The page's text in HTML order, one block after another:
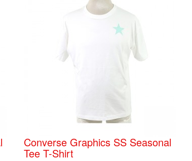
Converse Graphics SS Seasonal
Tee T-Shirt